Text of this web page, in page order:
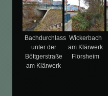
Bachdurchlass
unter der
Böttgerstraße
am Klärwerk
Wickerbach
am Klärwerk
Flörsheim